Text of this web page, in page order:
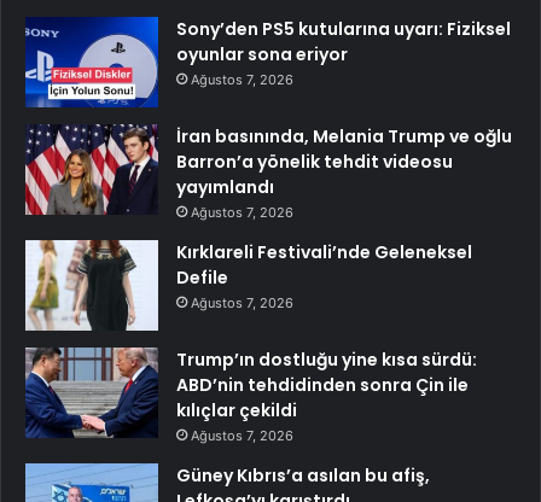
Sony’den PS5 kutularına uyarı: Fiziksel
oyunlar sona eriyor
Ağustos 7, 2026
İran basınında, Melania Trump ve oğlu
Barron’a yönelik tehdit videosu
yayımlandı
Ağustos 7, 2026
Kırklareli Festivali’nde Geleneksel
Defile
Ağustos 7, 2026
Trump’ın dostluğu yine kısa sürdü:
ABD’nin tehdidinden sonra Çin ile
kılıçlar çekildi
Ağustos 7, 2026
Güney Kıbrıs’a asılan bu afiş,